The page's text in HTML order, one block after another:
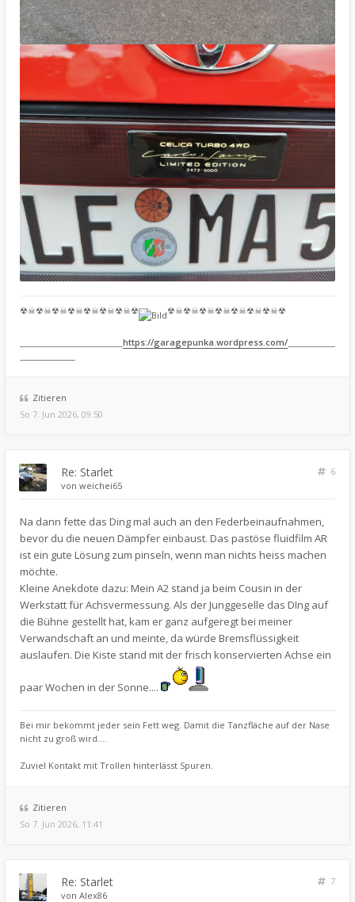
☢☠☢☠☢☠☢☠☢☠☢☠☢☠☢ ☢☠☢☠☢☠☢☠☢☠☢☠☢☠☢
https://garagepunka.wordpress.com/
Zitieren
So 7. Jun 2026, 09:50
Re: Starlet
6
von weichei65
Na dann fette das Ding mal auch an den Federbeinaufnahmen,
bevor du die neuen Dämpfer einbaust. Das pastöse fluidfilm AR
ist ein gute Lösung zum pinseln, wenn man nichts heiss machen
möchte.
Kleine Anekdote dazu: Mein A2 stand ja beim Cousin in der
Werkstatt für Achsvermessung. Als der Junggeselle das DIng auf
die Bühne gestellt hat, kam er ganz aufgeregt bei meiner
Verwandschaft an und meinte, da würde Bremsflüssigkeit
auslaufen. Die Kiste stand mit der frisch konservierten Achse ein
paar Wochen in der Sonne....
Bei mir bekommt jeder sein Fett weg. Damit die Tanzfläche auf der Nase
nicht zu groß wird....
Zuviel Kontakt mit Trollen hinterlässt Spuren.
Zitieren
So 7. Jun 2026, 11:41
Re: Starlet
7
von Alex86